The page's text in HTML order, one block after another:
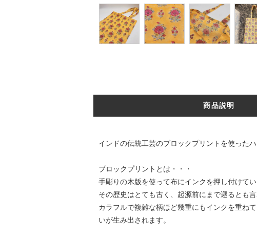
商品説明
インドの伝統工芸のブロックプリントを使った
ブロックプリントとは・・・
手彫りの木版を使って布にインクを押し付けて
その歴史はとても古く、起源前にまで遡るとも言
カラフルで複雑な柄ほど幾重にもインクを重ね
いが生み出されます。